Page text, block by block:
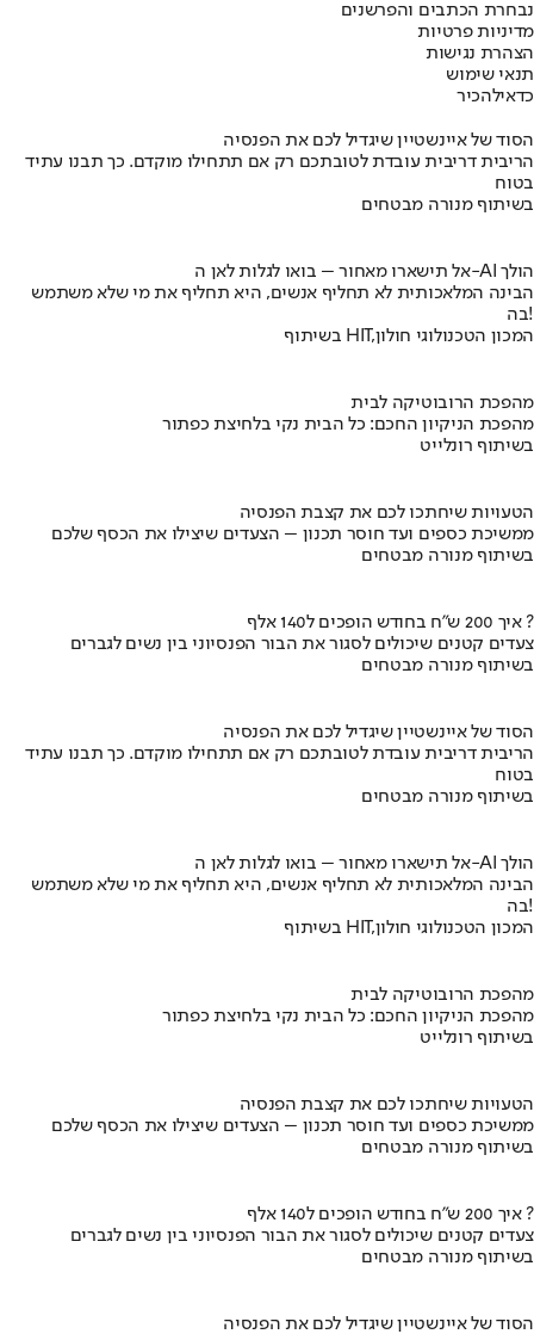
נבחרת הכתבים והפרשנים
מדיניות פרטיות
הצהרת נגישות
תנאי שימוש
כדאילהכיר
הסוד של איינשטיין שיגדיל לכם את הפנסיה
הריבית דריבית עובדת לטובתכם רק אם תתחילו מוקדם. כך תבנו עתיד
בטוח
בשיתוף מנורה מבטחים
אל תישארו מאחור – בואו לגלות לאן ה-AI הולך
הבינה המלאכותית לא תחליף אנשים, היא תחליף את מי שלא משתמש
בה!
בשיתוף HIT,המכון הטכנולוגי חולון
מהפכת הרובוטיקה לבית
מהפכת הניקיון החכם: כל הבית נקי בלחיצת כפתור
בשיתוף רונלייט
הטעויות שיחתכו לכם את קצבת הפנסיה
ממשיכת כספים ועד חוסר תכנון – הצעדים שיצילו את הכסף שלכם
בשיתוף מנורה מבטחים
איך 200 ש"ח בחודש הופכים ל140 אלף ?
צעדים קטנים שיכולים לסגור את הבור הפנסיוני בין נשים לגברים
בשיתוף מנורה מבטחים
הסוד של איינשטיין שיגדיל לכם את הפנסיה
הריבית דריבית עובדת לטובתכם רק אם תתחילו מוקדם. כך תבנו עתיד
בטוח
בשיתוף מנורה מבטחים
אל תישארו מאחור – בואו לגלות לאן ה-AI הולך
הבינה המלאכותית לא תחליף אנשים, היא תחליף את מי שלא משתמש
בה!
בשיתוף HIT,המכון הטכנולוגי חולון
מהפכת הרובוטיקה לבית
מהפכת הניקיון החכם: כל הבית נקי בלחיצת כפתור
בשיתוף רונלייט
הטעויות שיחתכו לכם את קצבת הפנסיה
ממשיכת כספים ועד חוסר תכנון – הצעדים שיצילו את הכסף שלכם
בשיתוף מנורה מבטחים
איך 200 ש"ח בחודש הופכים ל140 אלף ?
צעדים קטנים שיכולים לסגור את הבור הפנסיוני בין נשים לגברים
בשיתוף מנורה מבטחים
הסוד של איינשטיין שיגדיל לכם את הפנסיה